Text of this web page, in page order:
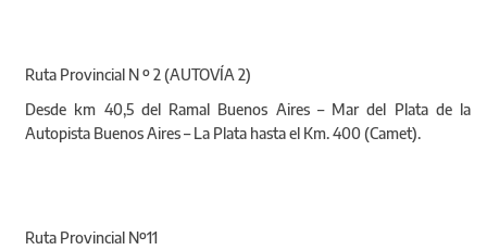
Ruta Provincial N º 2 (AUTOVÍA 2)
Desde km 40,5 del Ramal Buenos Aires – Mar del Plata de la
Autopista Buenos Aires – La Plata hasta el Km. 400 (Camet).
Ruta Provincial Nº11